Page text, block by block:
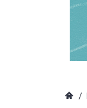
/